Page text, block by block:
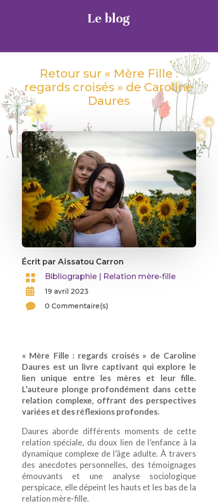
Le blog
Retour sur « Mère Fille :
regards croisés » de Caroline
Daures
Écrit par Aïssatou Carron
 Bibliographie| Relation mère-fille
 19 avril 2023
 0 Commentaire(s)
« Mère Fille : regards croisés » de Caroline
Daures est un livre captivant qui explore le
lien unique entre les mères et leur fille.
L’auteure plonge profondément dans cette
relation complexe, offrant des perspectives
variées et des réflexions profondes.
Daures aborde différents moments de cette
relation spéciale, du doux lien de l’enfance à la
dynamique complexe de l’âge adulte. À travers
des anecdotes personnelles, des témoignages
émouvants et une analyse sociologique
perspicace, elle dépeint les hauts et les bas de la
relation mère-fille.